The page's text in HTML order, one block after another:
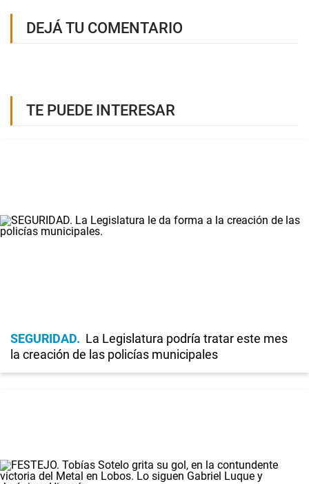
DEJÁ TU COMENTARIO
TE PUEDE INTERESAR
SEGURIDAD
La Legislatura podría tratar este mes
la creación de las policías municipales